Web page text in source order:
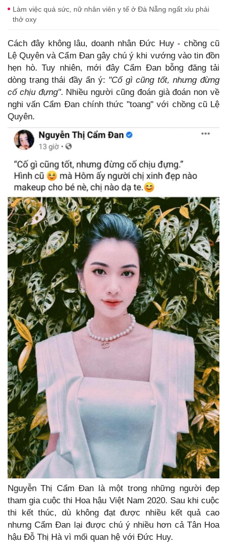
Làm việc quá sức, nữ nhân viên y tế ở Đà Nẵng ngất xỉu phải
thở oxy
Cách đây không lâu, doanh nhân Đức Huy - chồng cũ
Lệ Quyên và Cẩm Đan gây chú ý khi vướng vào tin đồn
hẹn hò. Tuy nhiên, mới đây Cẩm Đan bỗng đăng tải
dòng trạng thái đầy ẩn ý: "Cố gì cũng tốt, nhưng đừng
cố chịu đựng". Nhiều người cũng đoán già đoán non về
nghi vấn Cẩm Đan chính thức "toang" với chồng cũ Lệ
Quyên.
Nguyễn Thị Cẩm Đan là một trong những người đẹp
tham gia cuộc thi Hoa hậu Việt Nam 2020. Sau khi cuộc
thi kết thúc, dù không đạt được nhiều kết quả cao
nhưng Cẩm Đan lại được chú ý nhiều hơn cả Tân Hoa
hậu Đỗ Thị Hà vì mối quan hệ với Đức Huy.